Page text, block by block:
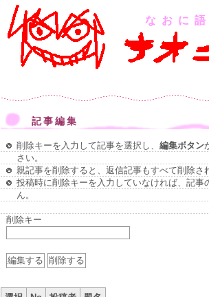
なおに
記事編集
削除キーを入力して記事を選択し、 編集ボタン
さい。
親記事を削除すると、返信記事もすべて削除さ
投稿時に削除キーを入力していなければ、記事
ん。
削除キー